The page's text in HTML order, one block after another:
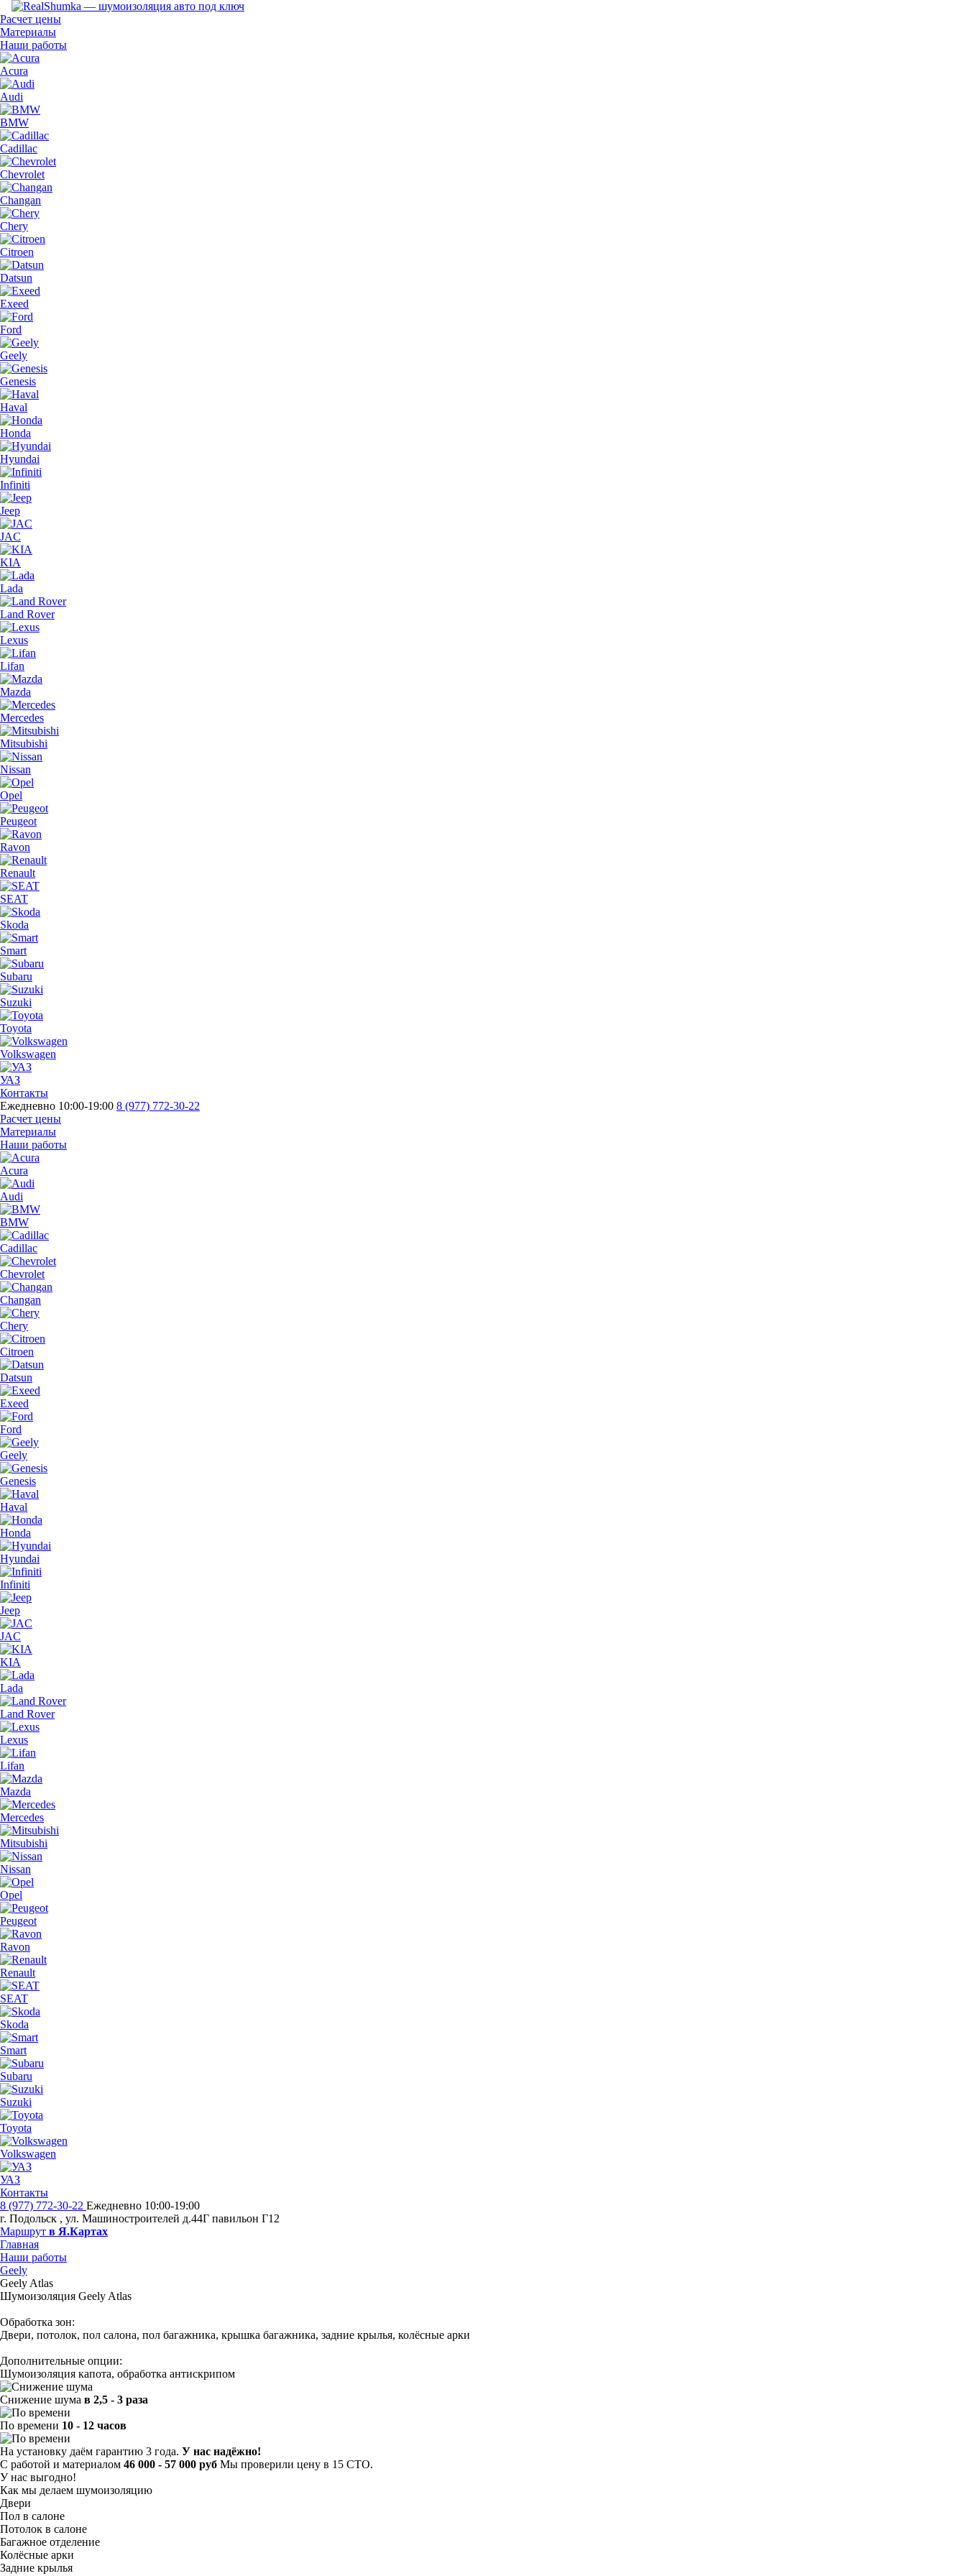
Расчет цены
Материалы
Наши работы
Acura
Audi
BMW
Cadillac
Chevrolet
Changan
Chery
Citroen
Datsun
Exeed
Ford
Geely
Genesis
Haval
Honda
Hyundai
Infiniti
Jeep
JAC
KIA
Lada
Land Rover
Lexus
Lifan
Mazda
Mercedes
Mitsubishi
Nissan
Opel
Peugeot
Ravon
Renault
SEAT
Skoda
Smart
Subaru
Suzuki
Toyota
Volkswagen
УАЗ
Контакты
Ежедневно 10:00-19:00 8 (977) 772-30-22
Расчет цены
Материалы
Наши работы
Acura
Audi
BMW
Cadillac
Chevrolet
Changan
Chery
Citroen
Datsun
Exeed
Ford
Geely
Genesis
Haval
Honda
Hyundai
Infiniti
Jeep
JAC
KIA
Lada
Land Rover
Lexus
Lifan
Mazda
Mercedes
Mitsubishi
Nissan
Opel
Peugeot
Ravon
Renault
SEAT
Skoda
Smart
Subaru
Suzuki
Toyota
Volkswagen
УАЗ
Контакты
8 (977) 772-30-22 Ежедневно 10:00-19:00
г. Подольск , ул. Машиностроителей д.44Г павильон Г12
Маршрут в Я.Картах
Главная
Наши работы
Geely
Geely Atlas
Шумоизоляция Geely Atlas
Обработка зон:
Двери, потолок, пол салона, пол багажника, крышка багажника, задние крылья, колёсные арки
Дополнительные опции:
Шумоизоляция капота, обработка антискрипом
Снижение шума в 2,5 - 3 раза
По времени 10 - 12 часов
На установку даём гарантию 3 года. У нас надёжно!
С работой и материалом 46 000 - 57 000 руб Мы проверили цену в 15 СТО.
У нас выгодно!
Как мы делаем шумоизоляцию
Двери
Пол в салоне
Потолок в салоне
Багажное отделение
Колёсные арки
Задние крылья